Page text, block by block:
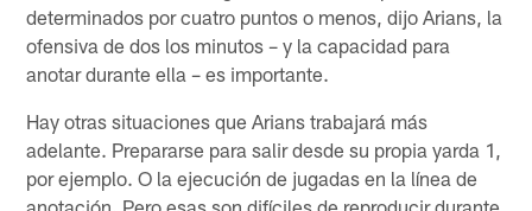
determinados por cuatro puntos o menos, dijo Arians, la
ofensiva de dos los minutos – y la capacidad para
anotar durante ella – es importante.
Hay otras situaciones que Arians trabajará más
adelante. Prepararse para salir desde su propia yarda 1,
por ejemplo. O la ejecución de jugadas en la línea de
anotación. Pero esas son difíciles de reproducir durante